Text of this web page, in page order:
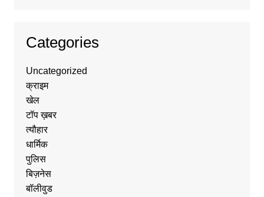
Categories
Uncategorized
क्राइम
खेल
टॉप ख़बर
त्यौहार
धार्मिक
पुलिस
बिज़नेस
बॉलीवुड